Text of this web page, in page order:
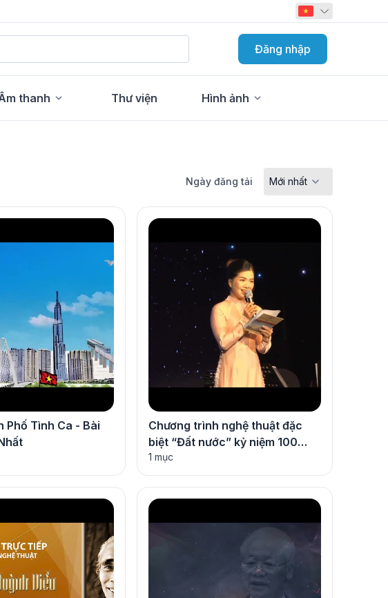
Đăng nhập
thanh Thư viện Hình ảnh
Ngày đăng tải Mới nhất
Phố Tình Ca - Bài
Chương trình nghệ thuật đặc
biệt “Đất nước” kỷ niệm 100
năm ngày sinh Nhà văn hóa
1 mục